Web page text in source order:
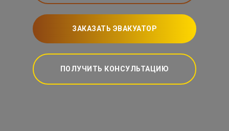
ЗАКАЗАТЬ ЭВАКУАТОР
ПОЛУЧИТЬ КОНСУЛЬТАЦИЮ